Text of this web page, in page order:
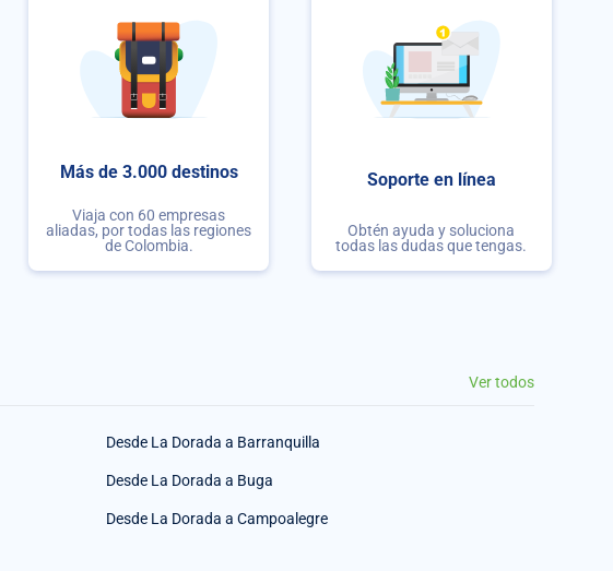
Más de 3.000 destinos
Viaja con 60 empresas
aliadas, por todas las regiones
de Colombia.
Soporte en línea
Obtén ayuda y soluciona
todas las dudas que tengas.
Ver todos
Desde La Dorada a Barranquilla
Desde La Dorada a Buga
Desde La Dorada a Campoalegre